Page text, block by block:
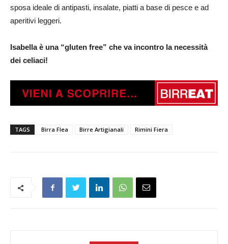
sposa ideale di antipasti, insalate, piatti a base di pesce e ad
aperitivi leggeri.
Isabella è una “gluten free” che va incontro la necessità
dei celiaci!
TAGS Birra Flea Birre Artigianali Rimini Fiera